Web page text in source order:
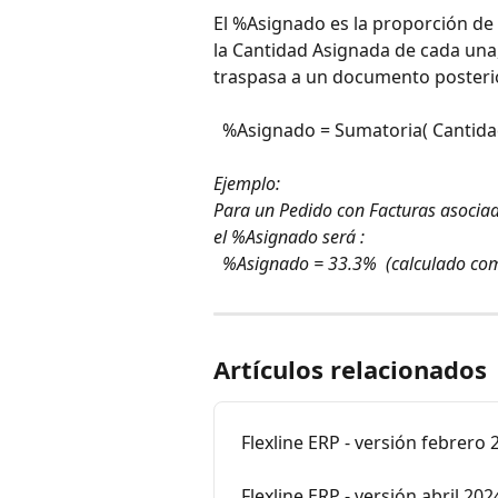
El %Asignado es la proporción
la Cantidad Asignada de cada
traspasa a un documento
%Asignado = Sumatoria(
Ejemplo:
Para un Pedido con Facturas
el %Asignado será :
%Asignado = 33.3%  (calculado
Artículos relacionados
Flexline ERP - versión febrero